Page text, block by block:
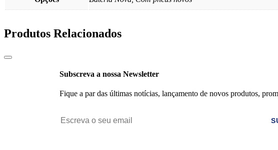
Produtos Relacionados
Subscreva a nossa Newsletter
Fique a par das últimas notícias, lançamento de novos produtos,